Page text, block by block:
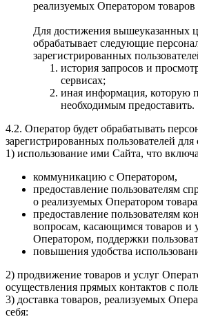
реализуемых Оператором товаров
Для достижения вышеуказанных
обрабатывает следующие
зарегистрированных
история запросов и
сервисах;
иная информация, которую
необходимым предоставить.
4.2. Оператор будет обрабатывать
зарегистрированных пользователей
1) использование ими Сайта, что
коммуникацию с Оператором,
предоставление пользователям
о реализуемых Оператором
предоставление пользователям
вопросам, касающимся товаров и
Оператором, поддержки
повышения удобства
2) продвижение товаров и услуг
осуществления прямых контактов с
3) доставка товаров, реализуемых
себя: